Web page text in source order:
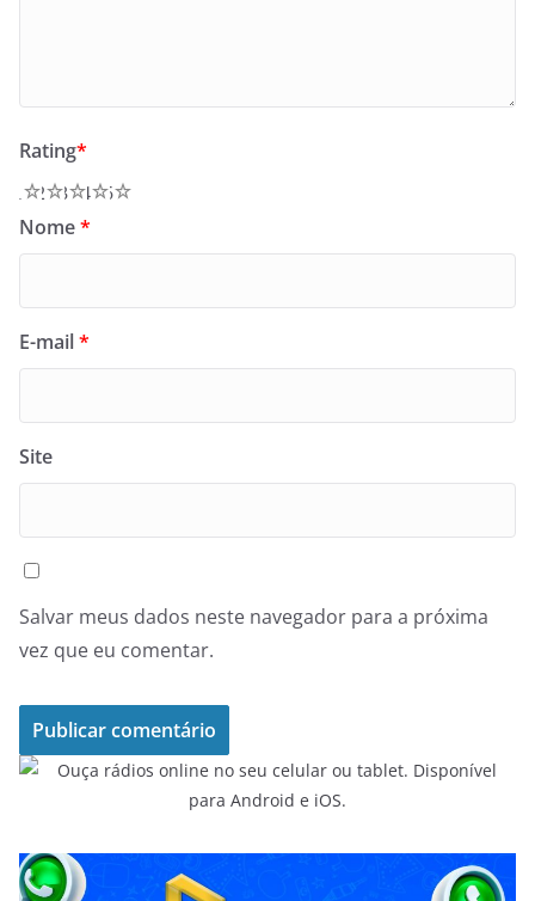
Rating*
5
4
3
2
Nome*
E-mail*
Site
Salvar meus dados neste navegador para a próxima
vez que eu comentar.